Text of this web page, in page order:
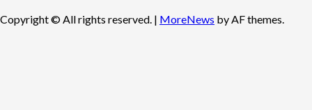
Copyright © All rights reserved. | MoreNews by AF themes.